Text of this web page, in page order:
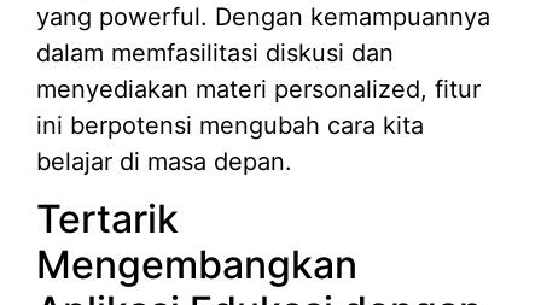
yang powerful. Dengan kemampuannya
dalam memfasilitasi diskusi dan
menyediakan materi personalized, fitur
ini berpotensi mengubah cara kita
belajar di masa depan.
Tertarik
Mengembangkan